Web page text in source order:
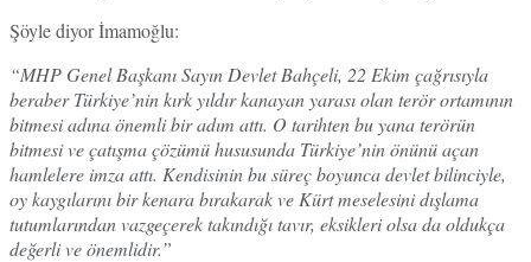
Şöyle diyor İmamoğlu:
“MHP Genel Başkanı Sayın Devlet Bahçeli, 22 Ekim çağrısıyla
beraber Türkiye’nin kırk yıldır kanayan yarası olan terör ortamının
bitmesi adına önemli bir adım attı. O tarihten bu yana terörün
bitmesi ve çatışma çözümü hususunda Türkiye’nin önünü açan
hamlelere imza attı. Kendisinin bu süreç boyunca devlet bilinciyle,
oy kaygılarını bir kenara bırakarak ve Kürt meselesini dışlama
tutumlarından vazgeçerek takındığı tavır, eksikleri olsa da oldukça
değerli ve önemlidir.”